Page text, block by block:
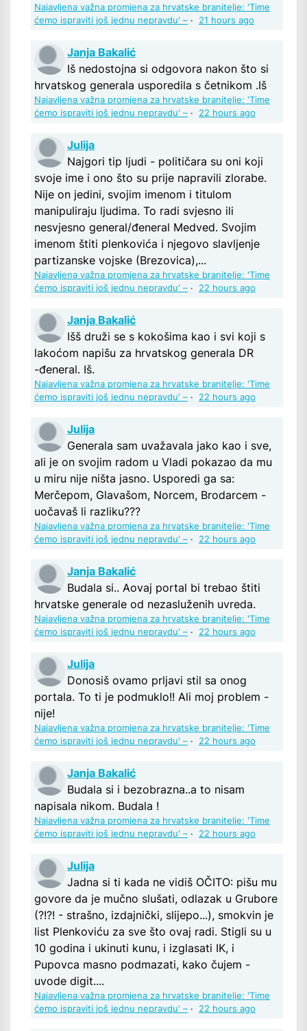
Najavljena važna promjena za hrvatske branitelje: 'Time
ćemo ispraviti još jednu nepravdu' – · 21 hours ago
Janja Bakalić
Iš nedostojna si odgovora nakon što si
hrvatskog generala usporedila s četnikom .Iš
Najavljena važna promjena za hrvatske branitelje: 'Time
ćemo ispraviti još jednu nepravdu' – · 22 hours ago
Julija
Najgori tip ljudi - političara su oni koji
svoje ime i ono što su prije napravili zlorabe.
Nije on jedini, svojim imenom i titulom
manipuliraju ljudima. To radi svjesno ili
nesvjesno general/đeneral Medved. Svojim
imenom štiti plenkovića i njegovo slavljenje
partizanske vojske (Brezovica),...
Najavljena važna promjena za hrvatske branitelje: 'Time
ćemo ispraviti još jednu nepravdu' – · 22 hours ago
Janja Bakalić
Išš druži se s kokošima kao i svi koji s
lakoćom napišu za hrvatskog generala DR
-đeneral. Iš.
Najavljena važna promjena za hrvatske branitelje: 'Time
ćemo ispraviti još jednu nepravdu' – · 22 hours ago
Julija
Generala sam uvažavala jako kao i sve,
ali je on svojim radom u Vladi pokazao da mu
u miru nije ništa jasno. Usporedi ga sa:
Merčepom, Glavašom, Norcem, Brodarcem -
uočavaš li razliku???
Najavljena važna promjena za hrvatske branitelje: 'Time
ćemo ispraviti još jednu nepravdu' – · 22 hours ago
Janja Bakalić
Budala si.. Aovaj portal bi trebao štiti
hrvatske generale od nezasluženih uvreda.
Najavljena važna promjena za hrvatske branitelje: 'Time
ćemo ispraviti još jednu nepravdu' – · 22 hours ago
Julija
Donosiš ovamo prljavi stil sa onog
portala. To ti je podmuklo!! Ali moj problem -
nije!
Najavljena važna promjena za hrvatske branitelje: 'Time
ćemo ispraviti još jednu nepravdu' – · 22 hours ago
Janja Bakalić
Budala si i bezobrazna..a to nisam
napisala nikom. Budala !
Najavljena važna promjena za hrvatske branitelje: 'Time
ćemo ispraviti još jednu nepravdu' – · 22 hours ago
Julija
Jadna si ti kada ne vidiš OČITO: pišu mu
govore da je mučno slušati, odlazak u Grubore
(?!?! - strašno, izdajnički, slijepo...), smokvin je
list Plenkoviću za sve što ovaj radi. Stigli su u
10 godina i ukinuti kunu, i izglasati IK, i
Pupovca masno podmazati, kako čujem -
uvode digit....
Najavljena važna promjena za hrvatske branitelje: 'Time
ćemo ispraviti još jednu nepravdu' – · 22 hours ago